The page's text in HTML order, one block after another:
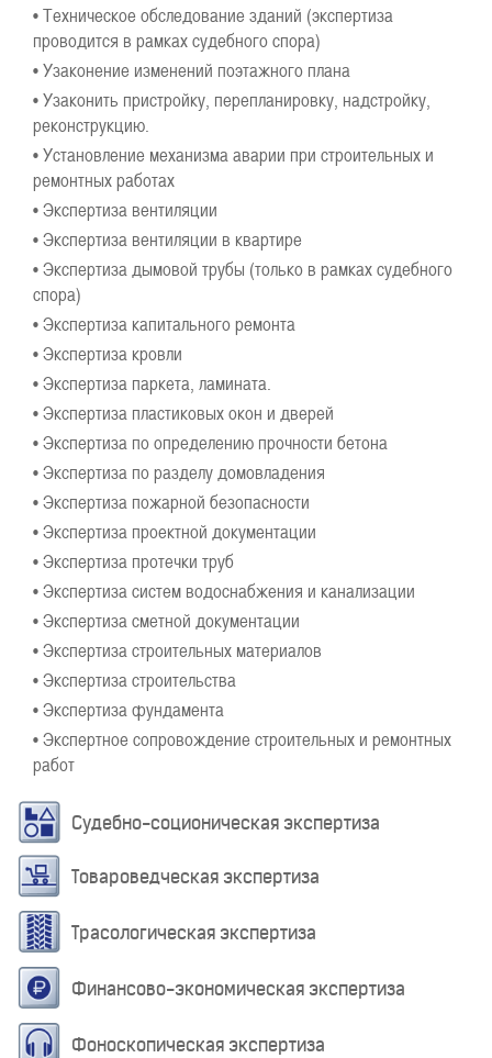
• Техническое обследование зданий (экспертиза
проводится в рамках судебного спора)
• Узаконение изменений поэтажного плана
• Узаконить пристройку, перепланировку, надстройку,
реконструкцию.
• Установление механизма аварии при строительных и
ремонтных работах
• Экспертиза вентиляции
• Экспертиза вентиляции в квартире
• Экспертиза дымовой трубы (только в рамках судебного
спора)
• Экспертиза капитального ремонта
• Экспертиза кровли
• Экспертиза паркета, ламината.
• Экспертиза пластиковых окон и дверей
• Экспертиза по определению прочности бетона
• Экспертиза по разделу домовладения
• Экспертиза пожарной безопасности
• Экспертиза проектной документации
• Экспертиза протечки труб
• Экспертиза систем водоснабжения и канализации
• Экспертиза сметной документации
• Экспертиза строительных материалов
• Экспертиза строительства
• Экспертиза фундамента
• Экспертное сопровождение строительных и ремонтных
работ
Судебно-соционическая экспертиза
Товароведческая экспертиза
Трасологическая экспертиза
Финансово-экономическая экспертиза
Фоноскопическая экспертиза